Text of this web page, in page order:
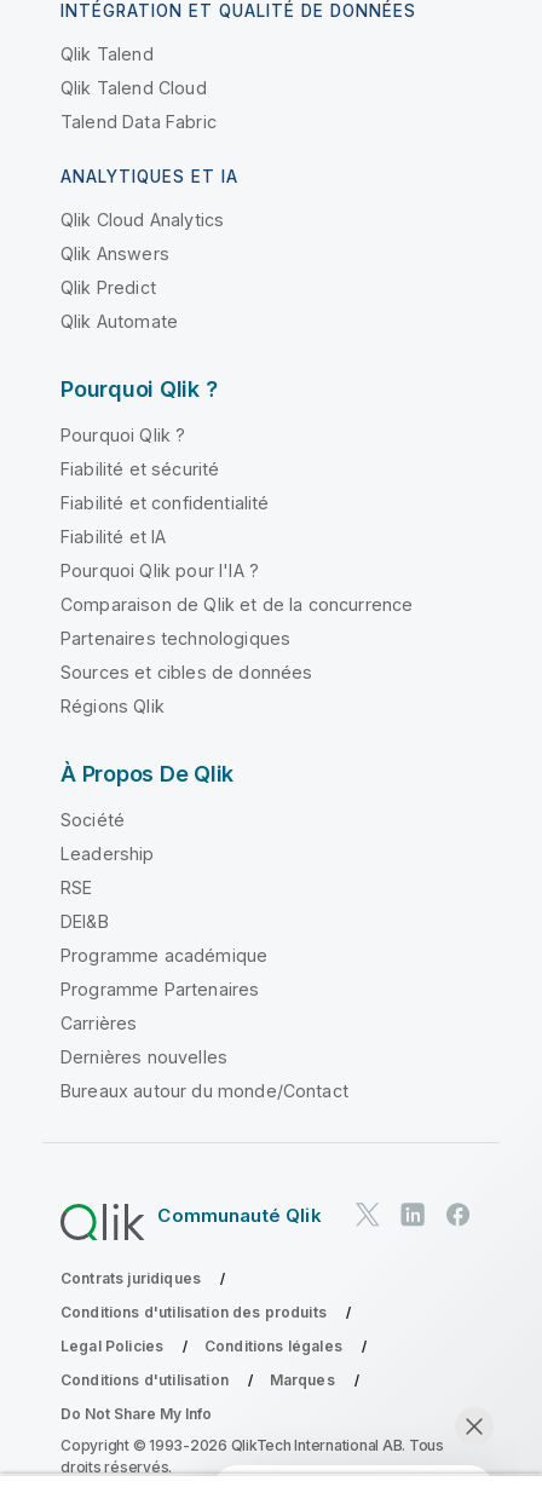
INTÉGRATION ET QUALITÉ DE DONNÉES
Qlik Talend
Qlik Talend Cloud
Talend Data Fabric
ANALYTIQUES ET IA
Qlik Cloud Analytics
Qlik Answers
Qlik Predict
Qlik Automate
Pourquoi Qlik ?
Pourquoi Qlik ?
Fiabilité et sécurité
Fiabilité et confidentialité
Fiabilité et IA
Pourquoi Qlik pour l'IA ?
Comparaison de Qlik et de la concurrence
Partenaires technologiques
Sources et cibles de données
Régions Qlik
À Propos De Qlik
Société
Leadership
RSE
DEI&B
Programme académique
Programme Partenaires
Carrières
Dernières nouvelles
Bureaux autour du monde/Contact
Communauté Qlik
Contrats juridiques
Conditions d'utilisation des produits
Legal Policies
Conditions légales
Conditions d'utilisation
Marques
Do Not Share My Info
Copyright © 1993-2026 QlikTech International AB. Tous
droits réservés.